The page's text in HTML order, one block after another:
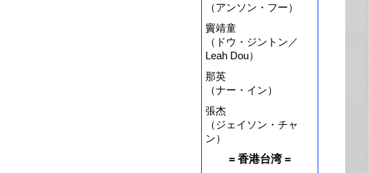
（アンソン・フー）
竇靖童
（ドウ・ジントン／
Leah Dou）
那英
（ナー・イン）
張杰
（ジェイソン・チャ
ン）
= 香港台湾 =